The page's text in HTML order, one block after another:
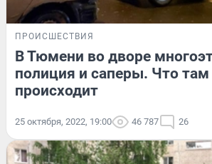
ПРОИСШЕСТВИЯ
В Тюмени во дворе
полиция и саперы. Что там
происходит
25 октября, 2022, 19:00 46 787 26